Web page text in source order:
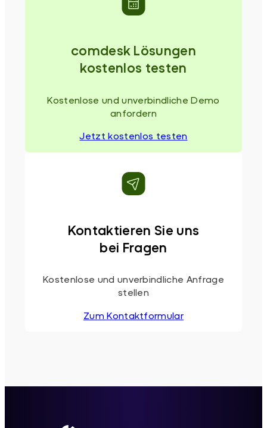
comdesk Lösungen
kostenlos testen
Kostenlose und unverbindliche Demo
anfordern
Jetzt kostenlos testen
Kontaktieren Sie uns
bei Fragen
Kostenlose und unverbindliche Anfrage
stellen
Zum Kontaktformular